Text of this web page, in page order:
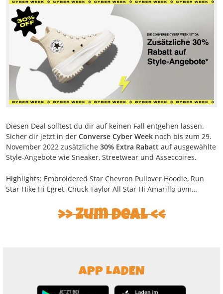
Diesen Deal solltest du dir auf keinen Fall entgehen lassen.
Sicher dir jetzt in der Converse Cyber Week noch bis zum 29.
November 2022 zusätzliche 30% Extra Rabatt auf ausgewählte
Style-Angebote wie Sneaker, Streetwear und Asseccoires.
Highlights: Embroidered Star Chevron Pullover Hoodie, Run
Star Hike Hi Egret, Chuck Taylor All Star Hi Amarillo uvm…
Zum Deal
APP LADEN